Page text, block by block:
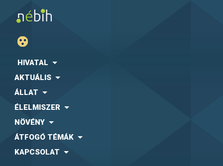
HIVATAL
AKTUÁLIS
ÁLLAT
ÉLELMISZER
NÖVÉNY
ÁTFOGÓ TÉMÁK
KAPCSOLAT